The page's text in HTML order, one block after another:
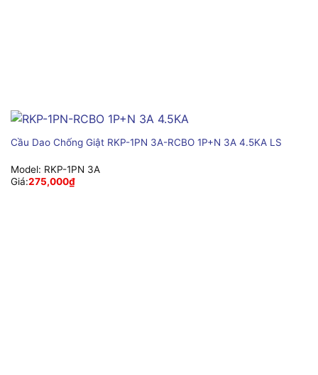
Cầu Dao Chống Giật RKP-1PN 3A-RCBO 1P+N 3A 4.5KA LS
Model: RKP-1PN 3A
Giá:275,000₫